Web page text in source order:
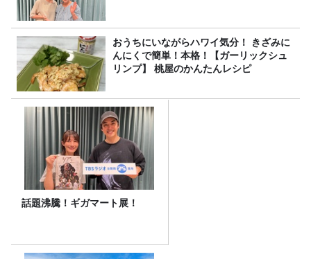
おうちにいながらハワイ気分！ きざみに
んにくで簡単！本格！【ガーリックシュ
リンプ】 桃屋のかんたんレシピ
話題沸騰！ギガマート展！